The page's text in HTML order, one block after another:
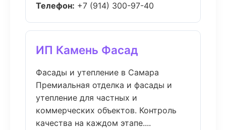
Телефон: +7 (914) 300-97-40
ИП Камень Фасад
Фасады и утепление в Самара
Премиальная отделка и фасады и
утепление для частных и
коммерческих объектов. Контроль
качества на каждом этапе....